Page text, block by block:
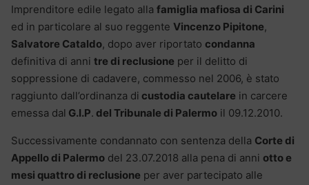
Imprenditore edile legato alla famiglia mafiosa di Carini
ed in particolare al suo reggente Vincenzo Pipitone,
Salvatore Cataldo, dopo aver riportato condanna
definitiva di anni tre di reclusione per il delitto di
soppressione di cadavere, commesso nel 2006, è stato
raggiunto dall’ordinanza di custodia cautelare in carcere
emessa dal G.I.P. del Tribunale di Palermo il 09.12.2010.
Successivamente condannato con sentenza della Corte di
Appello di Palermo del 23.07.2018 alla pena di anni otto e
mesi quattro di reclusione per aver partecipato alle